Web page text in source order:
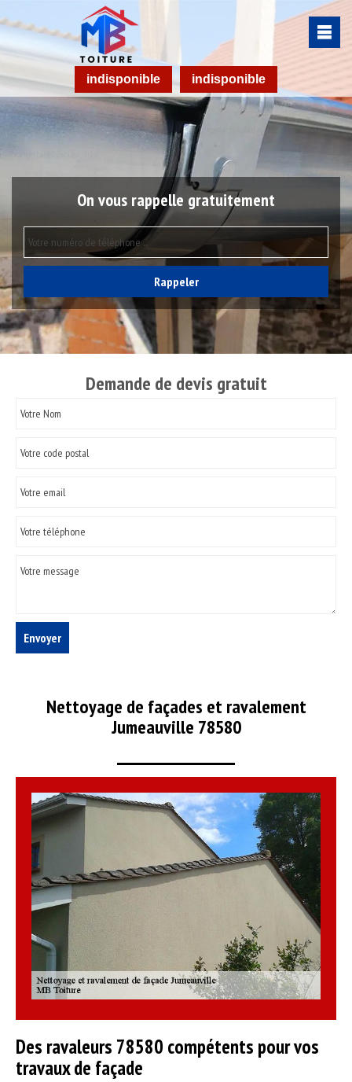
indisponible indisponible
On vous rappelle gratuitement
Demande de devis gratuit
Nettoyage de façades et ravalement
Jumeauville 78580
Des ravaleurs 78580 compétents pour vos
travaux de façade